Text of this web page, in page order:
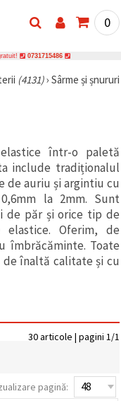
0
0731715486
(4131)› Sârme și șnururi
într-o paletă
include tradiționalul
de auriu și argintiu cu
la 2mm. Sunt
de păr și orice tip de
Oferim, de
îmbrăcăminte. Toate
înaltă calitate și cu
30 articole | pagini 1/1
pagină: